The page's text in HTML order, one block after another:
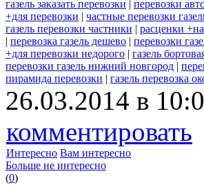
газель заказать перевозки | перевозки
+для перевозки | частные перевозки
газель перевозки частники | расценки
| перевозка газель дешево | перевозки
+для перевозки недорого | газель
перевозки газель нижний новгород |
пирамида перевозки | газель перевозка
26.03.2014 в
комментировать
Интересно Вам интересно
Больше не интересно
(0)